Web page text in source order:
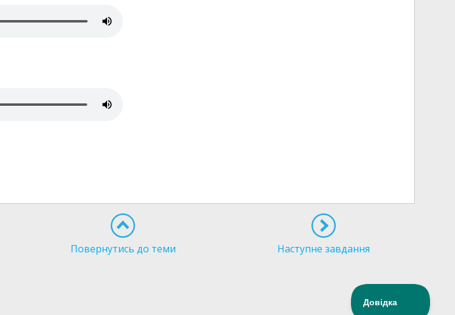
Повернутись до теми Наступне завдання